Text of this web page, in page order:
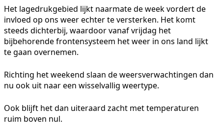
Het lagedrukgebied lijkt naarmate de week vordert de
invloed op ons weer echter te versterken. Het komt
steeds dichterbij, waardoor vanaf vrijdag het
bijbehorende frontensysteem het weer in ons land lijkt
te gaan overnemen.
Richting het weekend slaan de weersverwachtingen dan
nu ook uit naar een wisselvallig weertype.
Ook blijft het dan uiteraard zacht met temperaturen
ruim boven nul.